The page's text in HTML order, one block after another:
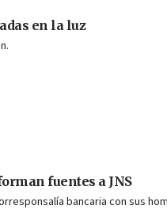
en la luz
fuentes a JNS
bancaria con sus